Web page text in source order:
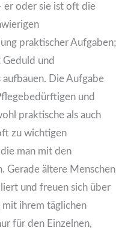
er oder sie ist oft die
praktischer Aufgaben;
und
Die Aufgabe
und
praktische als auch
zu wichtigen
man mit den
Gerade ältere Menschen
und freuen sich über
ihrem täglichen
für den Einzelnen,